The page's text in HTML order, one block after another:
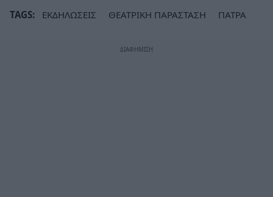
TAGS: ΕΚΔΗΛΩΣΕΙΣ ΘΕΑΤΡΙΚΗ ΠΑΡΑΣΤΑΣΗ ΠΑΤΡΑ